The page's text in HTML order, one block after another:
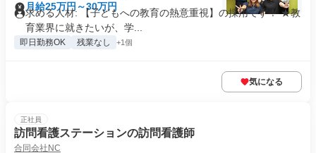
月給25万円～30万円
求める人材: 【子どもへの教育の熱意重視】の採用です！ ★教
育業界に就きたいが、学...
即日勤務OK 残業なし +1個
気になる
正社員
訪問看護ステーションの訪問看護師
合同会社NC